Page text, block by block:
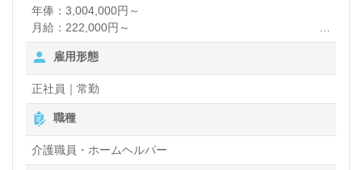
年俸：3,004,000円～
月給：222,000円～
【諸手当】
資格手当：12,000円
処遇改善手当：20,000円
夜勤手当：4,000円／回（月5回程度）
職能手当支給の場合あり
賞与あり
昇給あり
雇用形態
正社員｜常勤
職種
介護職員・ホームヘルパー